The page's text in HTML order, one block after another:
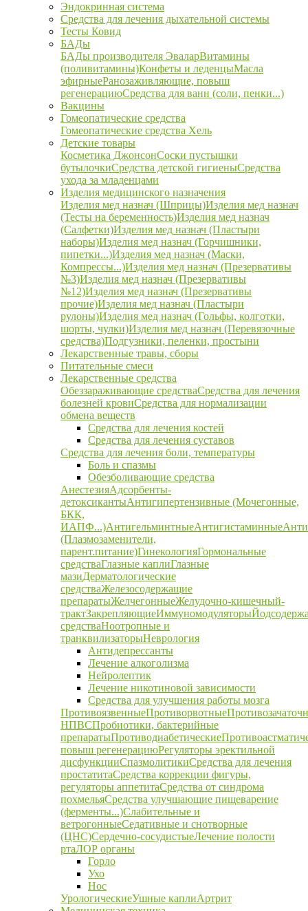
Эндокринная система
Средства для лечения дыхательной системы
Тесты Ковид
БАДы
БАДы производителя ЭваларВитамины
(поливитамины)Конфеты и леденцыМасла
эфирныеРанозаживляющие, повыш
регенерациюСредства для ванн (соли, пенки...)
Вакцины
Гомеопатические средства
Гомеопатические средства Хель
Детские товары
Косметика ДжонсонСоски пустышки
бутылочкиСредства детской гигиеныСредства
ухода за младенцами
Изделия медицинского назначения
Изделия мед назнач (Шприцы)Изделия мед назнач
(Тесты на беременность)Изделия мед назнач
(Салфетки)Изделия мед назнач (Пластыри
наборы)Изделия мед назнач (Горчишники,
пипетки...)Изделия мед назнач (Маски,
Компрессы...)Изделия мед назнач (Презервативы
№3)Изделия мед назнач (Презервативы
№12)Изделия мед назнач (Презервативы
прочие)Изделия мед назнач (Пластыри
рулоны)Изделия мед назнач (Гольфы, колготки,
шорты, чулки)Изделия мед назнач (Перевязочные
средства)Подгузники, пеленки, простыни
Лекарственные травы, сборы
Питательные смеси
Лекарственные средства
Обеззараживающие средстваСредства для лечения
болезней кровиСредства для нормализации
обмена веществ
Средства для лечения костей
Средства для лечения суставов
Средства для лечения боли, температуры
Боль и спазмы
Обезболивающие средства
АнестезияАдсорбенты-
детоксикантыАнтигипертензивные (Мочегонные,
БКК,
ИАПФ...)АнтигельминтныеАнтигистаминные
(Плазмозаменители,
парент.питание)ГинекологияГормональные
средстваГлазные каплиГлазные
мазиДерматологические
средстваЖелезосодержащие
препаратыЖелчегонныеЖелудочно-кишечный-
трактЗакрепляющиеИммуномодуляторы
средстваНоотропные и
транквилизаторыНеврология
Антидепрессанты
Лечение алкоголизма
Нейролептик
Лечение никотиновой зависимости
Средства для улучшения работы мозга
ПротивоязвенныеПротиворвотные
НПВСПробиотики, бактерийные
препаратыПротиводиабетические
повыш регенерациюРегуляторы эректильной
дисфункцииСпазмолитикиСредства для лечения
простатитаСредства коррекции фигуры,
регуляторы аппетитаСредства от синдрома
похмельяСредства улучшающие пищеварение
(ферменты...)Слабительные и
ветрогонныеСедативные и снотворные
(ЦНС)Сердечно-сосудистыеЛечение полости
ртаЛОР органы
Горло
Ухо
Нос
УрологическиеУшные каплиАртрит